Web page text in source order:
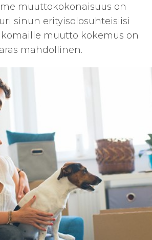
muuttokokonaisuus on
sinun erityisolosuhteisiisi
muutto kokemus on
mahdollinen.